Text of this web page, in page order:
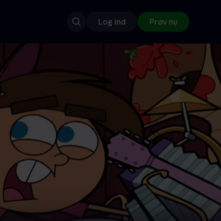
Log ind Prøv nu